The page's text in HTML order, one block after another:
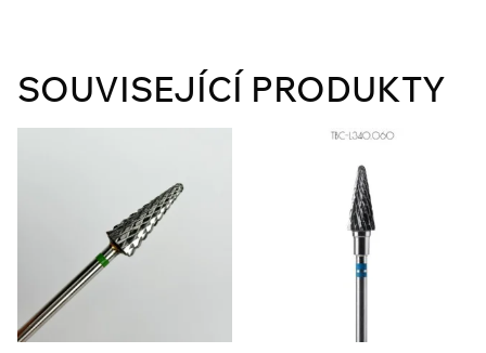
SOUVISEJÍCÍ PRODUKTY